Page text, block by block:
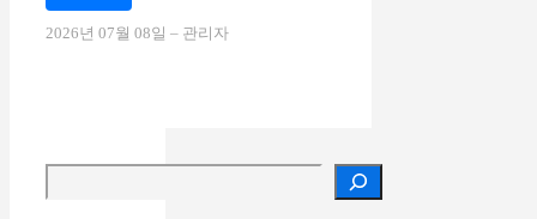
2026년 07월 08일 ‒ 관리자